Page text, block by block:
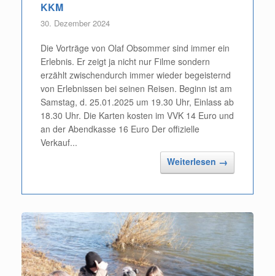
KKM
30. Dezember 2024
Die Vorträge von Olaf Obsommer sind immer ein
Erlebnis. Er zeigt ja nicht nur Filme sondern
erzählt zwischendurch immer wieder begeisternd
von Erlebnissen bei seinen Reisen. Beginn ist am
Samstag, d. 25.01.2025 um 19.30 Uhr, Einlass ab
18.30 Uhr. Die Karten kosten im VVK 14 Euro und
an der Abendkasse 16 Euro Der offizielle
Verkauf...
Weiterlesen →